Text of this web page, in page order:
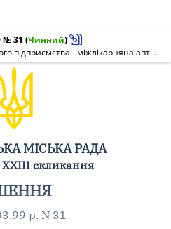
№ 31 (Чинний)
Про створення комунального підприємства - міжлікарняна аптека "Здоров'я"
МІСЬКА РАДА
XXIII скликання
р. N 31